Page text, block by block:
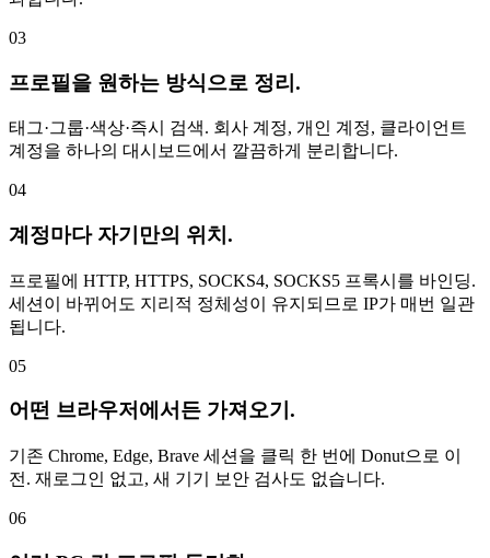
03
프로필을 원하는 방식으로 정리.
태그·그룹·색상·즉시 검색. 회사 계정, 개인 계정, 클라이언트
계정을 하나의 대시보드에서 깔끔하게 분리합니다.
04
계정마다 자기만의 위치.
프로필에 HTTP, HTTPS, SOCKS4, SOCKS5 프록시를 바인딩.
세션이 바뀌어도 지리적 정체성이 유지되므로 IP가 매번 일관
됩니다.
05
어떤 브라우저에서든 가져오기.
기존 Chrome, Edge, Brave 세션을 클릭 한 번에 Donut으로 이
전. 재로그인 없고, 새 기기 보안 검사도 없습니다.
06